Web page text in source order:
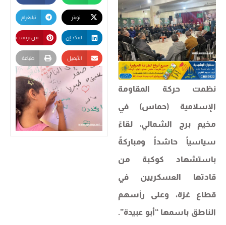
نظمت حركة المقاومة
الإسلامية (حماس) في
مخيم برج الشمالي، لقاءً
سياسياً حاشداً ومباركةً
باستشهاد كوكبة من
قادتها العسكريين في
قطاع غزة، وعلى رأسهم
الناطق باسمها “أبو عبيدة”.
تيليغرام
لينكد إن بين تريست
الأيميل طباعة